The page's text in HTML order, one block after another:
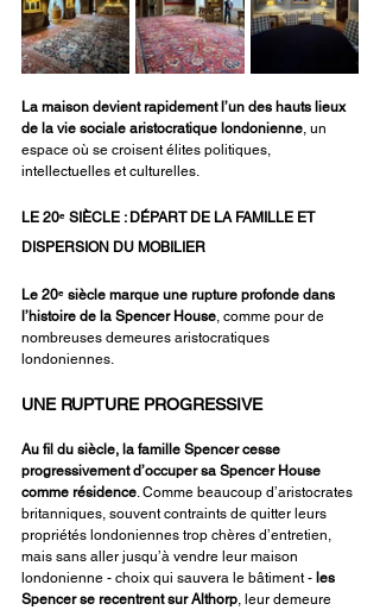
La maison devient rapidement l’un des hauts lieux
de la vie sociale aristocratique londonienne , un
espace où se croisent élites politiques,
intellectuelles et culturelles.
LE 20ᵉ SIÈCLE : DÉPART DE LA FAMILLE ET
DISPERSION DU MOBILIER
Le 20ᵉ siècle marque une rupture profonde dans
l’histoire de la Spencer House , comme pour de
nombreuses demeures aristocratiques
londoniennes.
UNE RUPTURE PROGRESSIVE
Au fil du siècle, la famille Spencer cesse
progressivement d’occuper sa Spencer House
comme résidence . Comme beaucoup d’aristocrates
britanniques, souvent contraints de quitter leurs
propriétés londoniennes trop chères d’entretien,
mais sans aller jusqu’à vendre leur maison
londonienne - choix qui sauvera le bâtiment - les
Spencer se recentrent sur Althorp , leur demeure